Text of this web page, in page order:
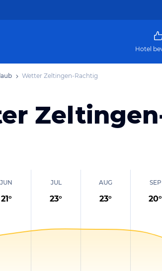
Hotel
Wetter Zeltingen-Rachtig
JUN
21°
JUL
23°
AUG
23°
SEP
20°